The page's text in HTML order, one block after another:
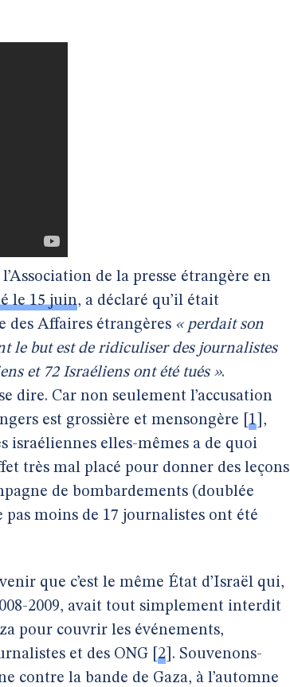
de la presse étrangère en
le 15 juin, a déclaré qu’il était
des Affaires étrangères « perdait son
le but est de ridiculiser des journalistes
et 72 Israéliens ont été tués ».
dire. Car non seulement l’accusation
est grossière et mensongère
1 ,
israéliennes elles-mêmes a de quoi
très mal placé pour donner des leçons
de bombardements (doublée
moins de 17 journalistes ont été
que c’est le même État d’Israël qui,
2009, avait tout simplement interdit
pour couvrir les événements,
et des ONG 2 . Souvenons-
contre la bande de Gaza, à l’automne